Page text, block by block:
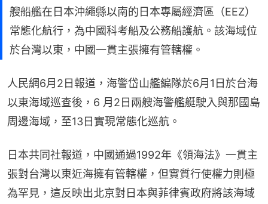
艘船艦在日本沖繩縣以南的日本專屬經濟區（EEZ）
常態化航行，為中國科考船及公務船護航。該海域位
於台灣以東，中國一貫主張擁有管轄權。
人民網6月2日報道，海警岱山艦編隊於6月1日於台海
以東海域巡查後，6 月2日兩艘海警艦艇駛入與那國島
周邊海域，至13日實現常態化巡航。
日本共同社報道，中國通過1992年《領海法》一貫主
張對台灣以東近海擁有管轄權，但實質行使權力則極
為罕見，這反映出北京對日本與菲律賓政府將該海域